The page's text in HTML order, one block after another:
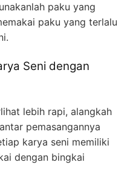
paku yang
paku yang terlalu
Seni dengan
lebih rapi, alangkah
pemasangannya
karya seni memiliki
dengan bingkai